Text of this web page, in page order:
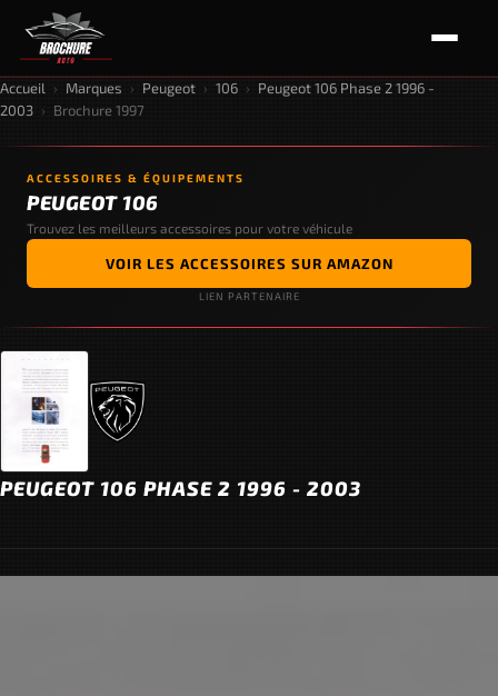
Accueil › Marques › Peugeot › 106 › Peugeot 106 Phase 2 1996 -
2003 › Brochure 1997
ACCESSOIRES & ÉQUIPEMENTS
PEUGEOT 106
Trouvez les meilleurs accessoires pour votre véhicule
VOIR LES ACCESSOIRES SUR AMAZON
LIEN PARTENAIRE
PEUGEOT 106 PHASE 2 1996 - 2003